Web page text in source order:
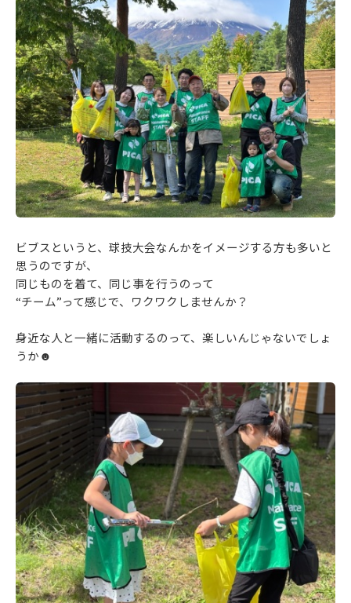
ビブスというと、球技大会なんかをイメージする方も多いと
思うのですが、
同じものを着て、同じ事を行うのって
“チーム”って感じで、ワクワクしませんか？
身近な人と一緒に活動するのって、楽しいんじゃないでしょ
うか☻